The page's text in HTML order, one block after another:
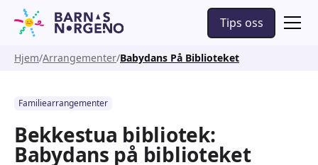
Tips oss
Hjem Arrangementer Babydans På Biblioteket
Familiearrangementer
Bekkestua bibliotek:
Babydans på biblioteket